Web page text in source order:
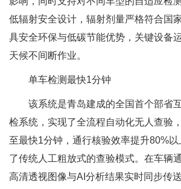
低辐射安全设计，辐射剂量严格符合国
具安全环保与低碳节能优势，关键设备
天候不间断作业。
单车检测最快1分钟
该系统是青岛建成的全国首个部省
检系统，实现了全流程自动化无人查验
至最快1分钟，通行核验效率提升80%
了传统人工粗放式的查验模式。在车辆
高清透视图像与AI分析结果实时同步传